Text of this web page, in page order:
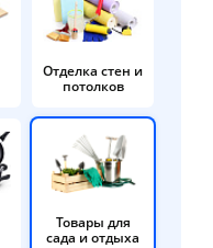
Отделка стен и
потолков
Товары для
сада и отдыха